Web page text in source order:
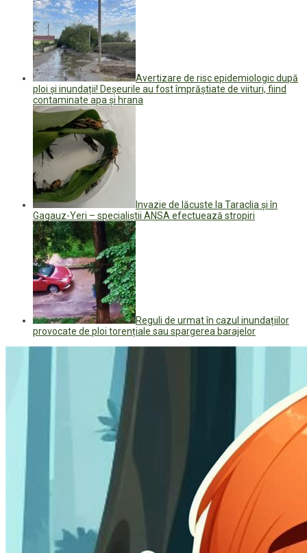
Avertizare de risc epidemiologic după
ploi și inundații! Deșeurile au fost împrăștiate de viituri, fiind
contaminate apa și hrana
Invazie de lăcuste la Taraclia și în
Gagauz-Yeri – specialiștii ANSA efectuează stropiri
Reguli de urmat în cazul inundațiilor
provocate de ploi torențiale sau spargerea barajelor